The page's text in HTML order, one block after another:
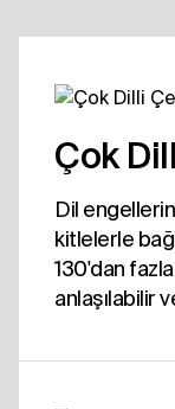
Çok
Dil
kitlelerle
130'dan
anlaşılabilir